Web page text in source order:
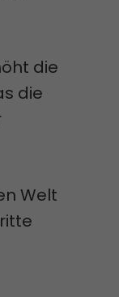
die
die
Welt